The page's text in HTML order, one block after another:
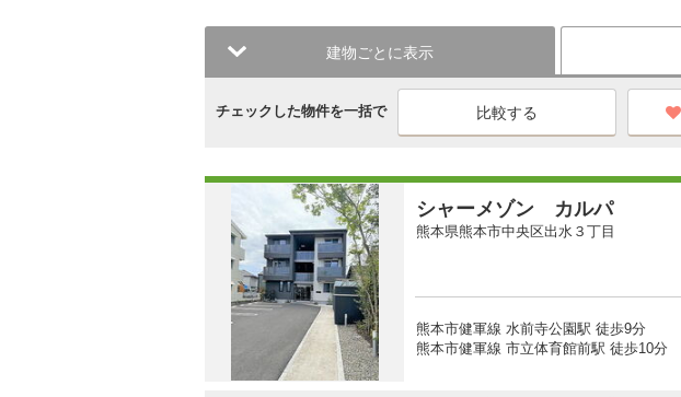
建物ごとに表示
チェックした物件を一括で
シャーメゾン カルパ
熊本県熊本市中央区出水３丁目
熊本市健軍線 水前寺公園駅 徒歩9分
熊本市健軍線 市立体育館前駅 徒歩10分